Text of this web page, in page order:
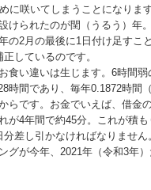
に咲いてしまうことになりま
けられたのが閏（うるう）年
の2月の最後に1日付け足すこ
しているのです。
食い違いは生じます。6時間弱
時間であり、毎年0.1872時間
らです。お金でいえば、借金
が4年間で約45分。これが積も
分差し引かなければなりませ
グが今年、2021年（令和3年